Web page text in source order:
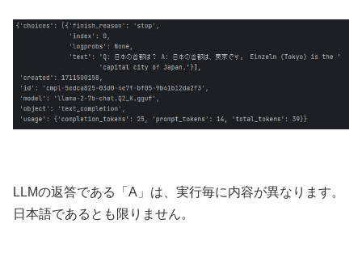
LLMの返答である「A」は、実行毎に内容が異なります。
日本語であるとも限りません。